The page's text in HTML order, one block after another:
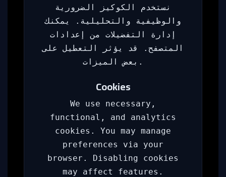
نستخدم الكوكيز الضرورية
والوظيفية والتحليلية. يمكنك
إدارة التفضيلات من إعدادات
المتصفح. قد يؤثر التعطيل على
بعض الميزات.
Cookies
We use necessary,
functional, and analytics
cookies. You may manage
preferences via your
browser. Disabling cookies
may affect features.